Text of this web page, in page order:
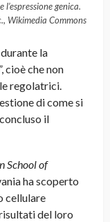
genica.
Wikimedia Commons
la
cioè che non
regolatrici.
di come si
il
School of
ha scoperto
cellulare
del loro